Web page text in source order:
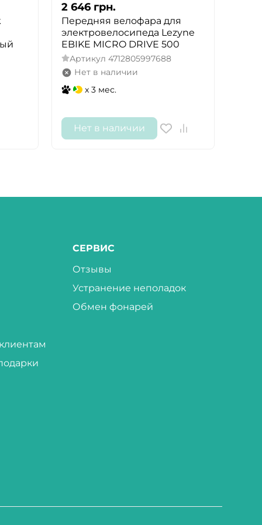
2 646 грн.
Передняя велофара для
электровелосипеда Lezyne
EBIKE MICRO DRIVE 500
Артикул 4712805997688
Нет в наличии
x 3 мес.
Нет в наличии
СЕРВИС
Отзывы
Устранение неполадок
Обмен фонарей